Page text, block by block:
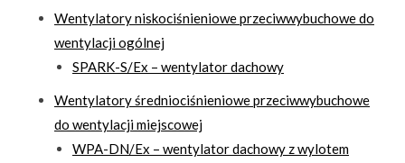
Wentylatory niskociśnieniowe przeciwwybuchowe do
wentylacji ogólnej
SPARK-S/Ex – wentylator dachowy
Wentylatory średniociśnieniowe przeciwwybuchowe
do wentylacji miejscowej
WPA-DN/Ex – wentylator dachowy z wylotem